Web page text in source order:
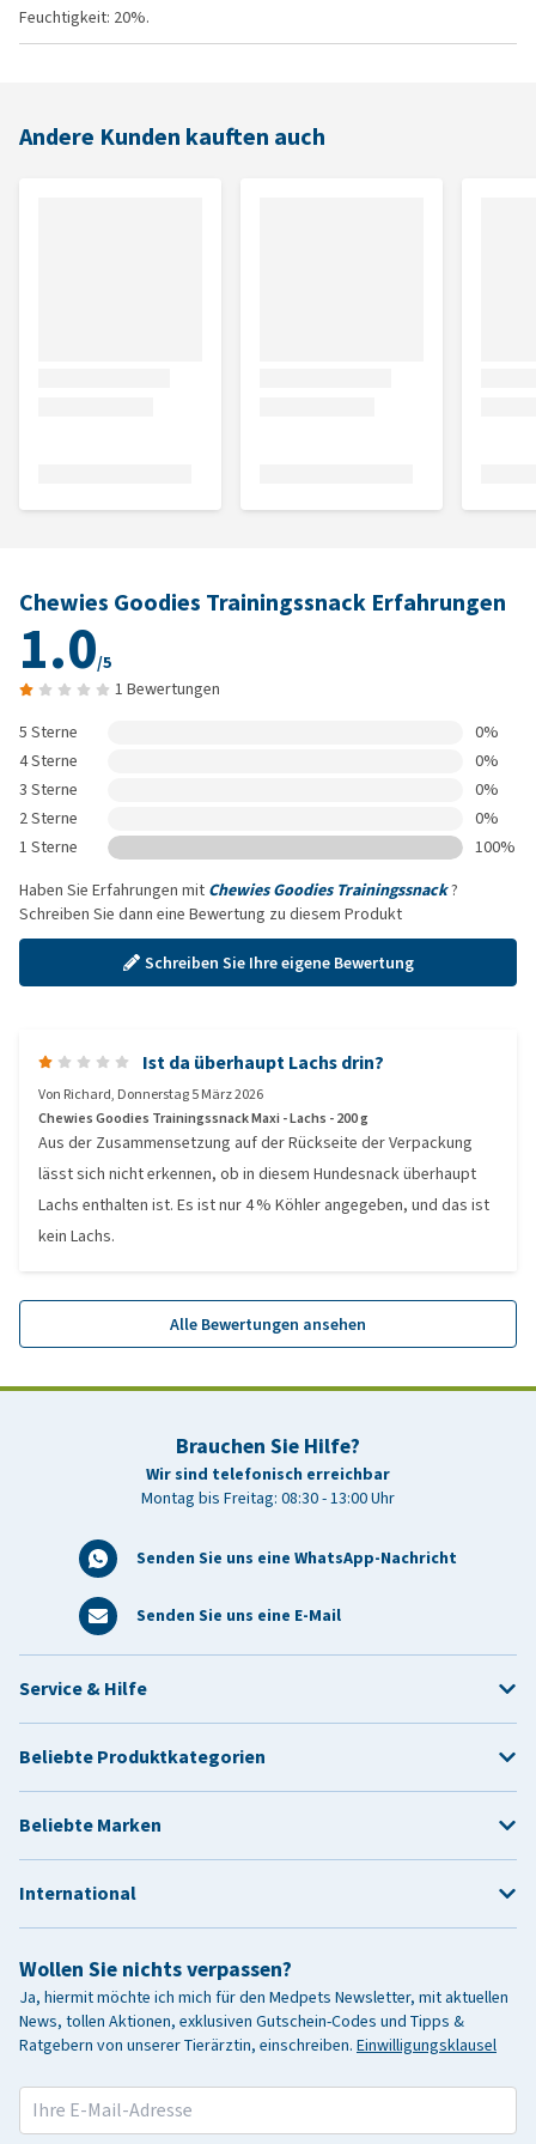
Feuchtigkeit: 20%.
Andere Kunden kauften auch
Chewies Goodies Trainingssnack Erfahrungen
1.0/5
1 Bewertungen
5 Sterne
0%
4 Sterne
0%
3 Sterne
0%
2 Sterne
0%
1 Sterne
100%
Haben Sie Erfahrungen mit Chewies Goodies Trainingssnack?
Schreiben Sie dann eine Bewertung zu diesem Produkt
Schreiben Sie Ihre eigene Bewertung
Ist da überhaupt Lachs drin?
Von Richard, Donnerstag 5 März 2026
Chewies Goodies Trainingssnack Maxi - Lachs - 200 g
Aus der Zusammensetzung auf der Rückseite der Verpackung
lässt sich nicht erkennen, ob in diesem Hundesnack überhaupt
Lachs enthalten ist. Es ist nur 4 % Köhler angegeben, und das ist
kein Lachs.
Alle Bewertungen ansehen
Brauchen Sie Hilfe?
Wir sind telefonisch erreichbar
Montag bis Freitag: 08:30 - 13:00 Uhr
Senden Sie uns eine WhatsApp-Nachricht
Senden Sie uns eine E-Mail
Wollen Sie nichts verpassen?
Ja, hiermit möchte ich mich für den Medpets Newsletter, mit aktuellen
News, tollen Aktionen, exklusiven Gutschein-Codes und Tipps &
Ratgebern von unserer Tierärztin, einschreiben. Einwilligungsklausel
Service & Hilfe
Beliebte Produktkategorien
Beliebte Marken
International